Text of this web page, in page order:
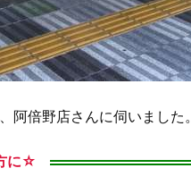
阿倍野店さんに伺いました。
に☆